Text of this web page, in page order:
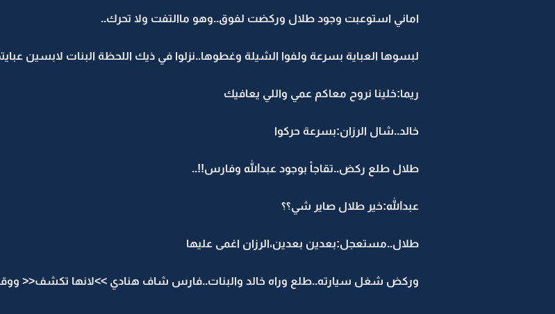
اماني استوعبت وجود طلال وركضت لفوق..وهو ماالتفت ولا تحرك..
لبسوها العباية بسرعة ولفوا الشيلة وغطوها..نزلوا في ذيك اللحظة البنات لابسين
ريما:خلينا نروح معاكم عمي واللي يعافيك
خالد..شال الرزان:بسرعة حركوا
طلال طلع ركض..تقاجأ بوجود عبدالله وفارس!!..
عبدالله:خير طلال صاير شي؟؟
طلال..مستعجل:بعدين بعدين،الرزان اغمى عليها
وركض شغل سيارته..طلع وراه خالد والبنات..فارس شاف هنادي >>لانها تكشف<<